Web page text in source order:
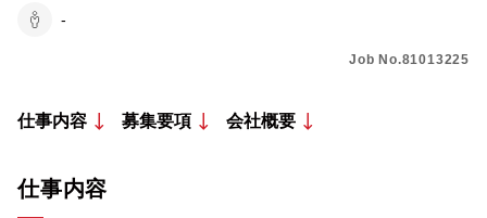
-
Job No.81013225
仕事内容 募集要項 会社概要
仕事内容